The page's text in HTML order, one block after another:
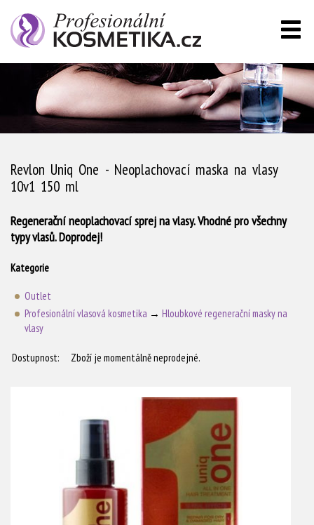
Revlon Uniq One - Neoplachovací maska na vlasy
10v1 150 ml
Regenerační neoplachovací sprej na vlasy. Vhodné pro všechny
typy vlasů. Doprodej!
Kategorie
Outlet
Profesionální vlasová kosmetika → Hloubkové regenerační masky na
vlasy
Dostupnost: Zboží je momentálně neprodejné.